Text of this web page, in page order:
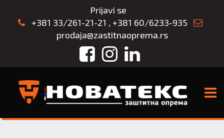
Prijavi se
+381 33/261-21-21 , +381 60/6233-935
prodaja@zastitnaoprema.rs
FacebookInstagram
LinkedIn